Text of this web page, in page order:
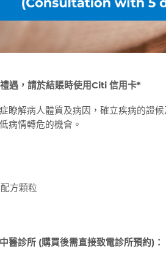
遇，請於結賬時使用Citi 信用卡*
瞭解病人體質及病因，確立疾病的證
病情轉危的機會。
方顆粒
醫診所 (購買後需直接致電診所預約) ：